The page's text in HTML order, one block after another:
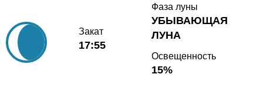
Закат
17:55
Фаза луны
УБЫВАЮЩАЯ
ЛУНА
Освещенность
15%